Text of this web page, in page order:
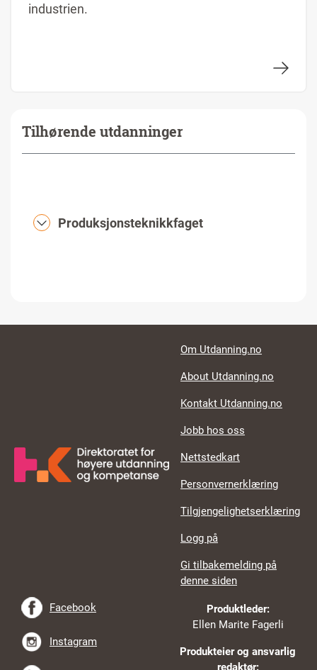
industrien.
Tilhørende utdanninger
Produksjonsteknikkfaget
Footer links
Om Utdanning.no
About Utdanning.no
Kontakt Utdanning.no
Jobb hos oss
Nettstedkart
Personvernerklæring
Tilgjengelighetserklæring
Logg på
Gi tilbakemelding på
denne siden
Produktleder:
Ellen Marite Fagerli
Produkteier og ansvarlig
redaktør:
Facebook
Instagram